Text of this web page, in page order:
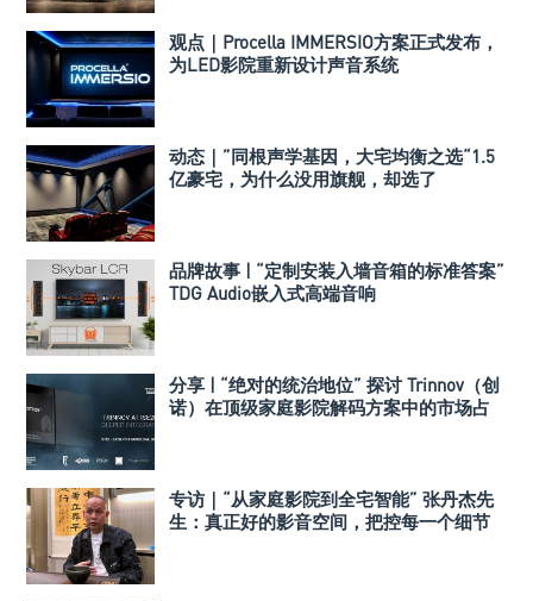
观点｜Procella IMMERSIO方案正式发布，
为LED影院重新设计声音系统
动态｜”同根声学基因，大宅均衡之选“1.5
亿豪宅，为什么没用旗舰，却选了
品牌故事 | “定制安装入墙音箱的标准答案”
TDG Audio嵌入式高端音响
分享 | “绝对的统治地位” 探讨 Trinnov（创
诺）在顶级家庭影院解码方案中的市场占
专访｜“从家庭影院到全宅智能” 张丹杰先
生：真正好的影音空间，把控每一个细节